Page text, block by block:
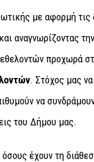
με αφορμή τις
αναγνωρίζοντας
προχωρά
. Στόχος μας
να
του Δήμου μας.
έχουν τη